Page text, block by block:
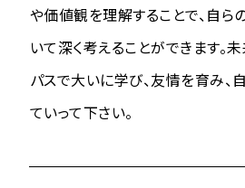
や価値観を理解することで、自ら
いて深く考えることができます。
パスで大いに学び、友情を育み
ていって下さい。